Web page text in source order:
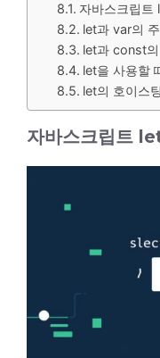
자바스크립트
let과 var의
let과 const
let을 사용할
let의 호이스
자바스크립트